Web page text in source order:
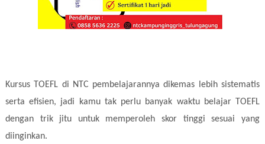
Kursus TOEFL di NTC pembelajarannya dikemas lebih sistematis
serta efisien, jadi kamu tak perlu banyak waktu belajar TOEFL
dengan trik jitu untuk memperoleh skor tinggi sesuai yang
diinginkan.